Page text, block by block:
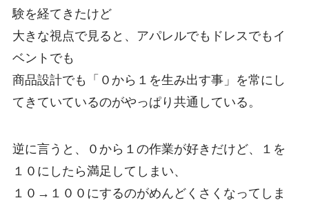
験を経てきたけど
大きな視点で見ると、アパレルでもドレスでもイ
ベントでも
商品設計でも「０から１を生み出す事」を常にし
てきていているのがやっぱり共通している。
逆に言うと、０から１の作業が好きだけど、１を
１０にしたら満足してしまい、
１０→１００にするのがめんどくさくなってしま